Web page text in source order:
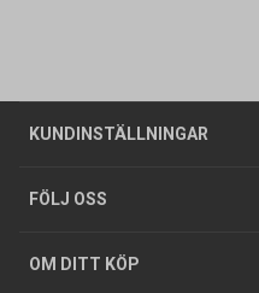
KUNDINSTÄLLNINGAR
Företagskund / Privatkund
FÖLJ OSS
OM DITT KÖP
Allmänna försäljningsvillkor
Integritetspolicy
GDPR
Butiker
Foldrar och kataloger
Köpguider
Om oss
Tjänster
Hållbarhet